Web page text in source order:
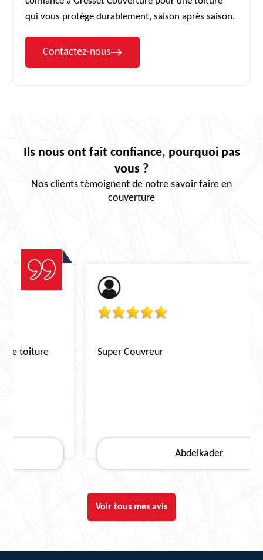
qui vous protège durablement, saison après saison.
Contactez-nous
Ils nous ont fait confiance, pourquoi pas
vous ?
Nos clients témoignent de notre savoir faire en
couverture
Super Couvreur
Voir tous mes avis